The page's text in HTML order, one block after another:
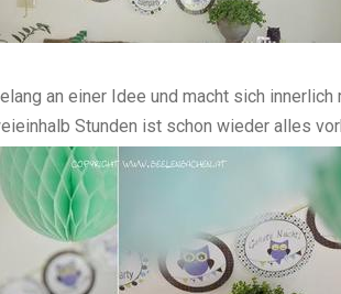
an einer Idee und macht sich
Stunden ist schon wieder alles